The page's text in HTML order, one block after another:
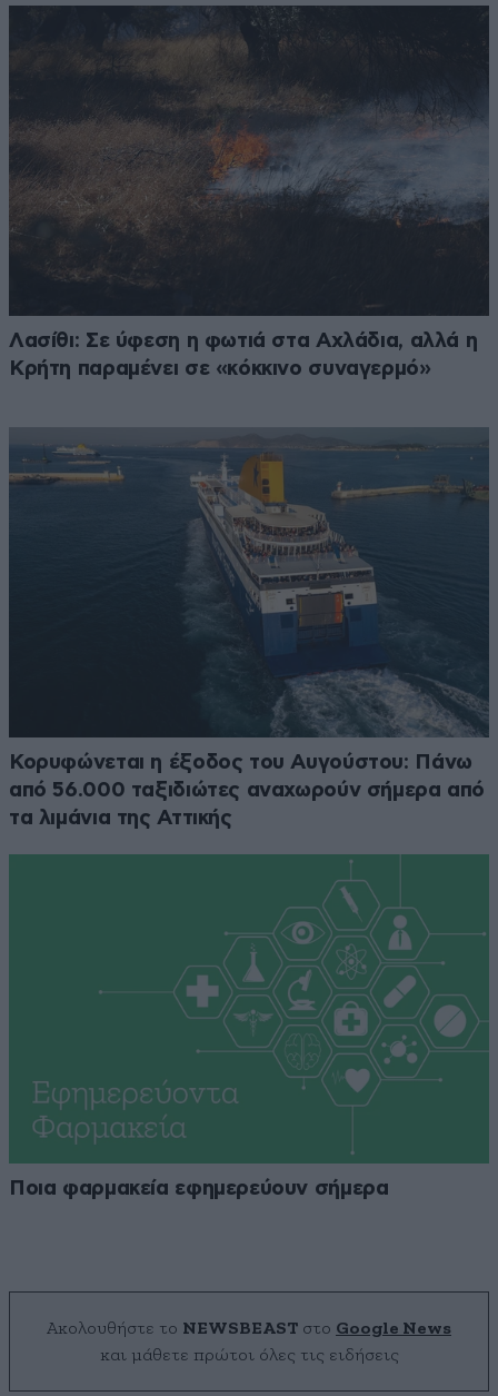
Λασίθι: Σε ύφεση η φωτιά στα Αχλάδια, αλλά η
Κρήτη παραμένει σε «κόκκινο συναγερμό»
Κορυφώνεται η έξοδος του Αυγούστου: Πάνω
από 56.000 ταξιδιώτες αναχωρούν σήμερα από
τα λιμάνια της Αττικής
Ποια φαρμακεία εφημερεύουν σήμερα
Ακολουθήστε το NEWSBEAST στο Google News
και μάθετε πρώτοι όλες τις ειδήσεις